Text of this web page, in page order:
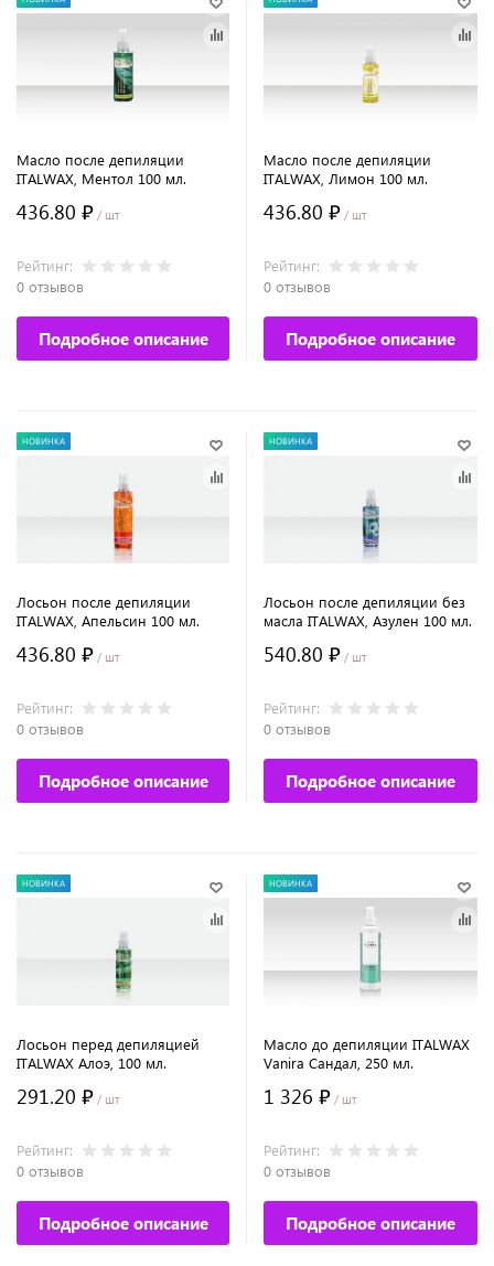
Масло после депиляции
ITALWAX, Ментол 100 мл.
436.80 ₽ / шт
Рейтинг:
0 отзывов
Подробное описание
Масло после депиляции
ITALWAX, Лимон 100 мл.
436.80 ₽ / шт
Рейтинг:
0 отзывов
Подробное описание
НОВИНКА
Лосьон после депиляции
ITALWAX, Апельсин 100 мл.
436.80 ₽ / шт
Рейтинг:
0 отзывов
Подробное описание
НОВИНКА
Лосьон после депиляции без
масла ITALWAX, Азулен 100 мл.
540.80 ₽ / шт
Рейтинг:
0 отзывов
Подробное описание
НОВИНКА
Лосьон перед депиляцией
ITALWAX Алоэ, 100 мл.
291.20 ₽ / шт
Рейтинг:
0 отзывов
Подробное описание
НОВИНКА
Масло до депиляции ITALWAX
Vanira Сандал, 250 мл.
1 326 ₽ / шт
Рейтинг:
0 отзывов
Подробное описание